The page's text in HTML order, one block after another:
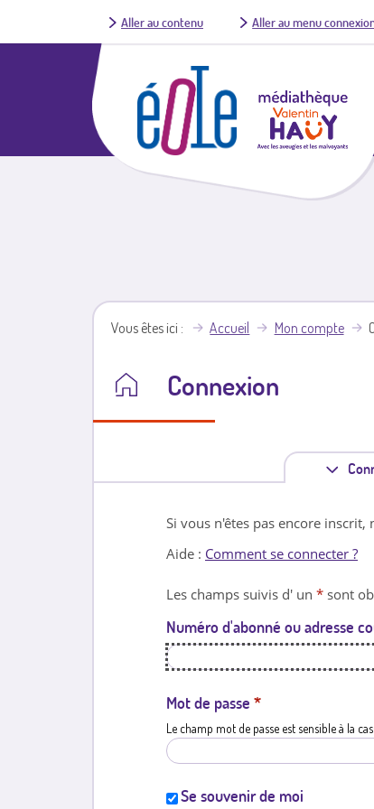
Aller au contenu Aller au menu
Vous êtes ici Accueil Mon compte
Connexion
Si vous n'êtes pas encore inscrit,
Aide : Comment se connecter ?
Les champs suivis d' un * sont
Numéro d'abonné ou adresse
Mot de passe *
Le champ mot de passe est sensible à la
Se souvenir de moi